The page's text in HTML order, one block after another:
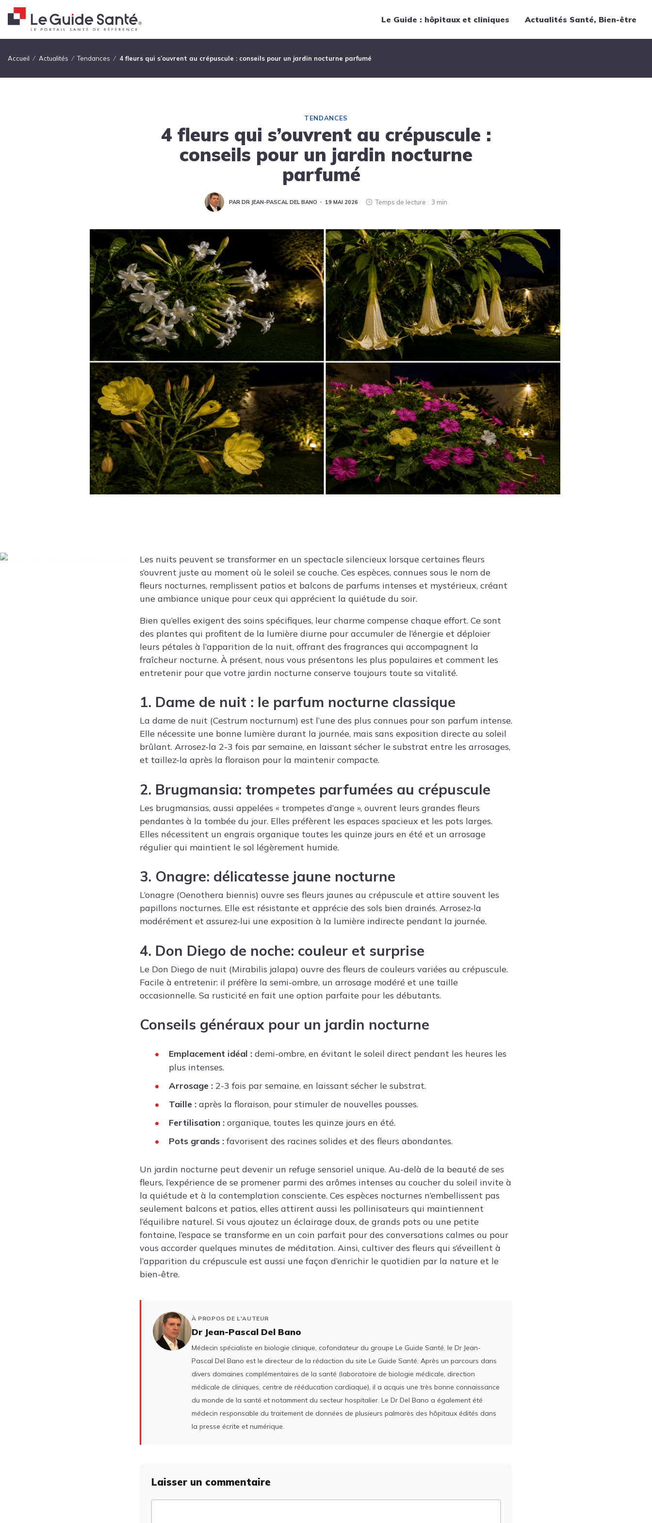
Le Guide : hôpitaux et cliniques Actualités Santé, Bien-être
Medical News in English
Fil d'Ariane
Accueil Actualités Tendances 4 fleurs qui s’ouvrent au crépuscule : conseils pour un jardin nocturne parfumé
TENDANCES
4 fleurs qui s’ouvrent au crépuscule :
conseils pour un jardin nocturne
parfumé
PAR DR JEAN-PASCAL DEL BANO 19 MAI 2026 Temps de lecture 3 min
Les nuits peuvent se transformer en un spectacle silencieux lorsque certaines fleurs
s’ouvrent juste au moment où le soleil se couche. Ces espèces, connues sous le nom de
fleurs nocturnes, remplissent patios et balcons de parfums intenses et mystérieux, créant
une ambiance unique pour ceux qui apprécient la quiétude du soir.
Bien qu’elles exigent des soins spécifiques, leur charme compense chaque effort. Ce sont
des plantes qui profitent de la lumière diurne pour accumuler de l’énergie et déploier
leurs pétales à l’apparition de la nuit, offrant des fragrances qui accompagnent la
fraîcheur nocturne. À présent, nous vous présentons les plus populaires et comment les
entretenir pour que votre jardin nocturne conserve toujours toute sa vitalité.
1. Dame de nuit : le parfum nocturne classique
La dame de nuit (Cestrum nocturnum) est l’une des plus connues pour son parfum intense.
Elle nécessite une bonne lumière durant la journée, mais sans exposition directe au soleil
brûlant. Arrosez-la 2-3 fois par semaine, en laissant sécher le substrat entre les arrosages,
et taillez-la après la floraison pour la maintenir compacte.
2. Brugmansia: trompetes parfumées au crépuscule
Les brugmansias, aussi appelées « trompetes d’ange », ouvrent leurs grandes fleurs
pendantes à la tombée du jour. Elles préfèrent les espaces spacieux et les pots larges.
Elles nécessitent un engrais organique toutes les quinze jours en été et un arrosage
régulier qui maintient le sol légèrement humide.
3. Onagre: délicatesse jaune nocturne
L’onagre (Oenothera biennis) ouvre ses fleurs jaunes au crépuscule et attire souvent les
papillons nocturnes. Elle est résistante et apprécie des sols bien drainés. Arrosez-la
modérément et assurez-lui une exposition à la lumière indirecte pendant la journée.
4. Don Diego de noche: couleur et surprise
Le Don Diego de nuit (Mirabilis jalapa) ouvre des fleurs de couleurs variées au crépuscule.
Facile à entretenir: il préfère la semi-ombre, un arrosage modéré et une taille
occasionnelle. Sa rusticité en fait une option parfaite pour les débutants.
Conseils généraux pour un jardin nocturne
Emplacement idéal : demi-ombre, en évitant le soleil direct pendant les heures les
plus intenses.
Arrosage : 2-3 fois par semaine, en laissant sécher le substrat.
Taille : après la floraison, pour stimuler de nouvelles pousses.
Fertilisation : organique, toutes les quinze jours en été.
Pots grands : favorisent des racines solides et des fleurs abondantes.
Un jardin nocturne peut devenir un refuge sensoriel unique. Au-delà de la beauté de ses
fleurs, l’expérience de se promener parmi des arômes intenses au coucher du soleil invite à
la quiétude et à la contemplation consciente. Ces espèces nocturnes n’embellissent pas
seulement balcons et patios, elles attirent aussi les pollinisateurs qui maintiennent
l’équilibre naturel. Si vous ajoutez un éclairage doux, de grands pots ou une petite
fontaine, l’espace se transforme en un coin parfait pour des conversations calmes ou pour
vous accorder quelques minutes de méditation. Ainsi, cultiver des fleurs qui s’éveillent à
l’apparition du crépuscule est aussi une façon d’enrichir le quotidien par la nature et le
bien-être.
À PROPOS DE L'AUTEUR
Dr Jean-Pascal Del Bano
Médecin spécialiste en biologie clinique, cofondateur du groupe Le Guide Santé, le Dr Jean-
Pascal Del Bano est le directeur de la rédaction du site Le Guide Santé. Après un parcours dans
divers domaines complémentaires de la santé (laboratoire de biologie médicale, direction
médicale de cliniques, centre de rééducation cardiaque), il a acquis une très bonne connaissance
du monde de la santé et notamment du secteur hospitalier. Le Dr Del Bano a également été
médecin responsable du traitement de données de plusieurs palmarès des hôpitaux édités dans
la presse écrite et numérique.
Laisser un commentaire